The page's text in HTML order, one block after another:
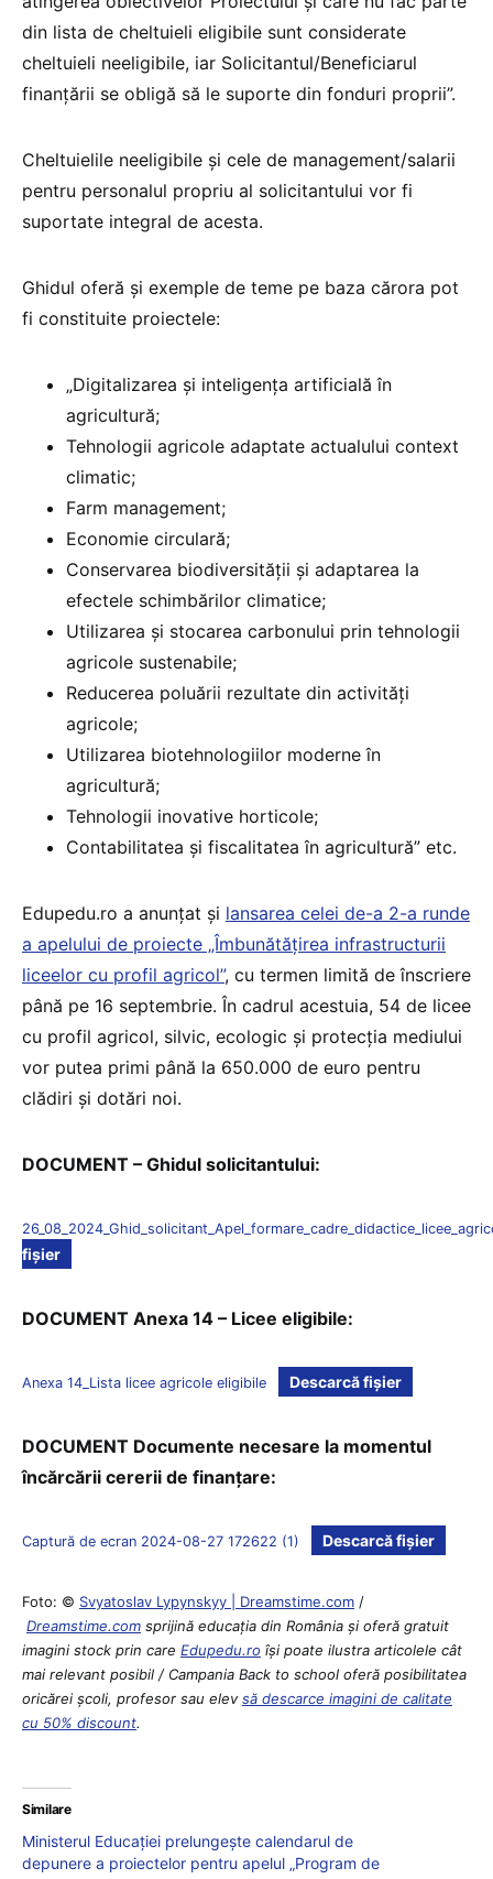
din lista de cheltuieli eligibile sunt considerate
cheltuieli neeligibile, iar Solicitantul/Beneficiarul
finanțării se obligă să le suporte din fonduri proprii”.
Cheltuielile neeligibile și cele de management/salarii
pentru personalul propriu al solicitantului vor fi
suportate integral de acesta.
Ghidul oferă și exemple de teme pe baza cărora pot
fi constituite proiectele:
„Digitalizarea și inteligența artificială în
agricultură;
Tehnologii agricole adaptate actualului context
climatic;
Farm management;
Economie circulară;
Conservarea biodiversității și adaptarea la
efectele schimbărilor climatice;
Utilizarea și stocarea carbonului prin tehnologii
agricole sustenabile;
Reducerea poluării rezultate din activități
agricole;
Utilizarea biotehnologiilor moderne în
agricultură;
Tehnologii inovative horticole;
Contabilitatea și fiscalitatea în agricultură” etc.
Edupedu.ro a anunțat și lansarea celei de-a 2-a runde
a apelului de proiecte „Îmbunătățirea infrastructurii
liceelor cu profil agricol”, cu termen limită de înscriere
până pe 16 septembrie. În cadrul acestuia, 54 de licee
cu profil agricol, silvic, ecologic și protecția mediului
vor putea primi până la 650.000 de euro pentru
clădiri și dotări noi.
DOCUMENT – Ghidul solicitantului:
fișier
DOCUMENT Anexa 14 – Licee eligibile:
Anexa 14_Lista licee agricole eligibile Descarcă fișier
DOCUMENT Documente necesare la momentul
încărcării cererii de finanțare:
Captură de ecran 2024-08-27 172622 (1) Descarcă fișier
Foto: © Svyatoslav Lypynskyy | Dreamstime.com /
Dreamstime.com sprijină educaţia din România şi oferă gratuit
imagini stock prin care Edupedu.ro îşi poate ilustra articolele cât
mai relevant posibil / Campania Back to school oferă posibilitatea
oricărei școli, profesor sau elevsă descarce imagini de calitate
cu 50% discount.
Similare
Ministerul Educației prelungește calendarul de
depunere a proiectelor pentru apelul „Program de